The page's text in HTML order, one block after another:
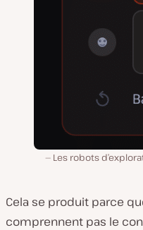
Les robots
Cela se produit parce
comprennent pas le